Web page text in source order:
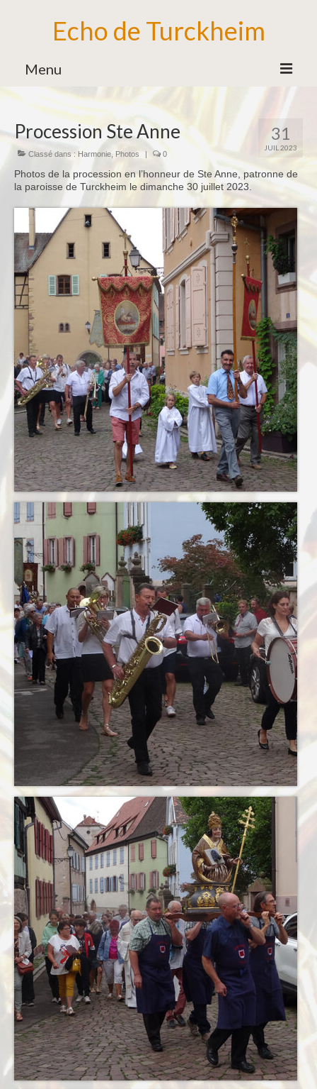
Echo de Turckheim
Menu
Association
Bureau
Bénévoles
Partenaires
Ecole de Musique
Formation Musicale
Familles d’Instruments
Vie de l’Ecole de Musique
Ensemble des Jeunes
Notre Equipe
Tarifs 2026-2027
Calendrier
Blog
Harmonie
Historique
Concours
Vie de l’Orchestre
Répertoire Musical
Calendrier
Blog
Terkabrass
Historique
Direction
Répertoire Musical
Blog
Contact
31
JUIL 2023
Procession Ste Anne
Classé dans : Harmonie Photos | 0
Photos de la procession en l’honneur de Ste Anne, patronne de
la paroisse de Turckheim le dimanche 30 juillet 2023.